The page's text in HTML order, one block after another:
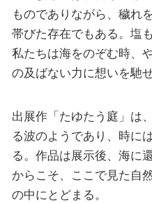
ものでありながら、穢れ
帯びた存在でもある。塩
私たちは海をのぞむ時、
の及ばない力に想いを馳せ
出展作「たゆたう庭」は
る波のようであり、時に
る。作品は展示後、海に
からこそ、ここで見た自
の中にとどまる。